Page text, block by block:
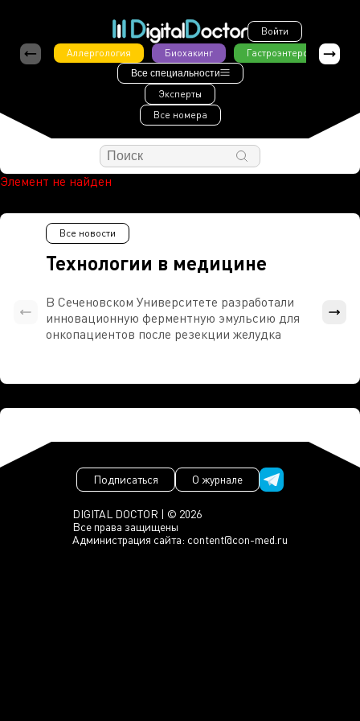
Войти
Аллергология
Биохакинг Гастроэнтерология
Все специальности
Эксперты
Все номера
Элемент не найден
Технологии в медицине
Все новости
В Сеченовском Университете разработали
инновационную ферментную эмульсию для
онкопациентов после резекции желудка
DIGITAL DOCTOR | © 2026
Все права защищены
Администрация сайта: content@con-med.ru
Подписаться О журнале